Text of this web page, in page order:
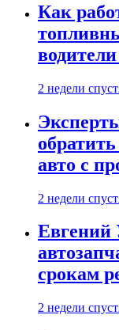
Как
2 недели
авто с
2 недели
Евгений
срокам
2 недели